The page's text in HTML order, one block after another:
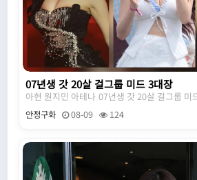
07년생 갓 20살 걸그룹 미드 3대장
아현 원지민 아테나 07년생 갓 20살 걸그
안정구화 08-09 124